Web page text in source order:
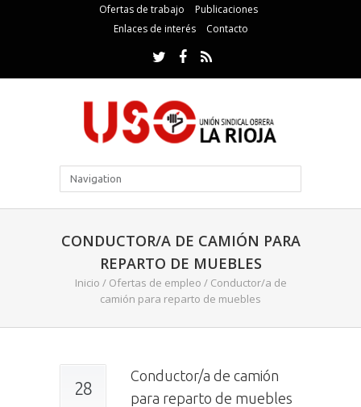
Ofertas de trabajo
Publicaciones
Enlaces de interés
Contacto
CONDUCTOR/A DE CAMIÓN PARA
REPARTO DE MUEBLES
Inicio / Ofertas de empleo / Conductor/a de
camión para reparto de muebles
28
Conductor/a de camión
para reparto de muebles